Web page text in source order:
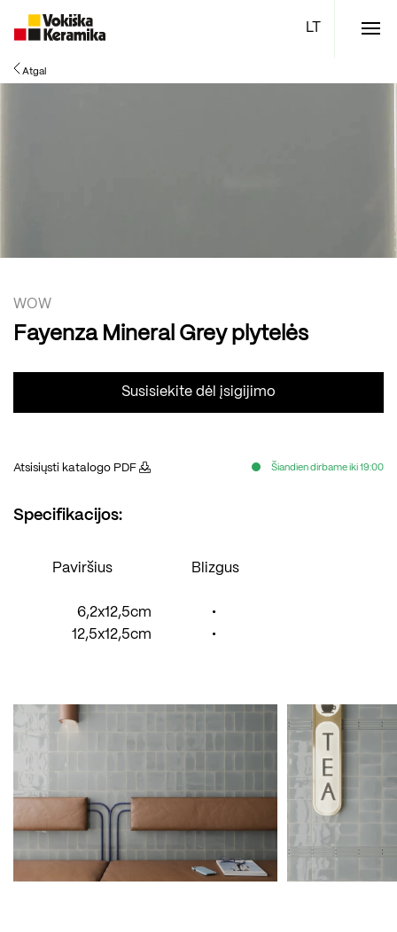
Atgal
WOW
Fayenza Mineral Grey plytelės
Susisiekite dėl įsigijimo
Atsisiųsti katalogo PDF Šiandien dirbame iki 19:00
Specifikacijos:
Paviršius Blizgus
6,2x12,5cm
•
12,5x12,5cm
•
Meniu
Plytelės